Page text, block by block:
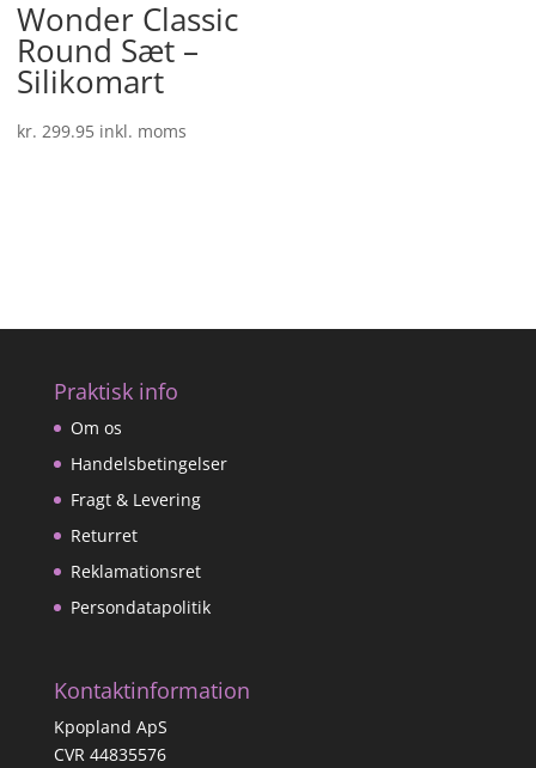
Wonder Classic
Round Sæt –
Silikomart
kr. 299.95 inkl. moms
Praktisk info
Om os
Handelsbetingelser
Fragt & Levering
Returret
Reklamationsret
Persondatapolitik
Kontaktinformation
Kpopland ApS
CVR 44835576